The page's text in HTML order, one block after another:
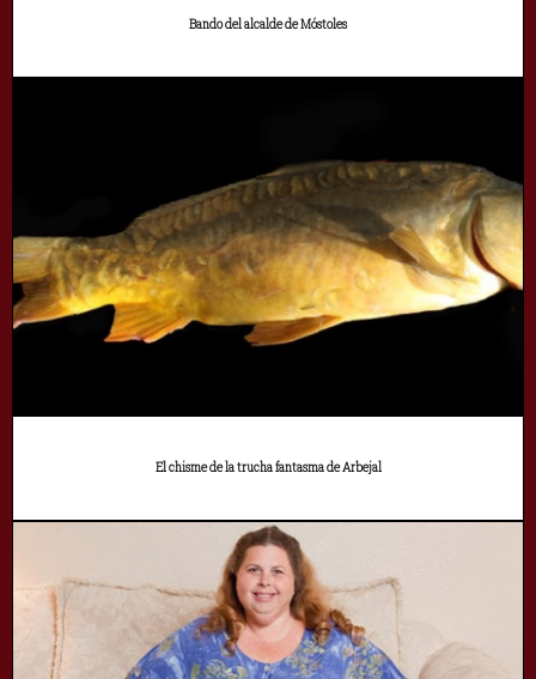
Bando del alcalde de Móstoles
El chisme de la trucha fantasma de Arbejal